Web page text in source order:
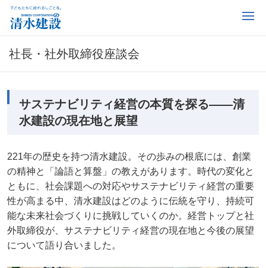
社長・社外取締役座談会
サステナビリティ経営の本質を探る――清
水建設の現在地と展望
221年の歴史を持つ清水建設。その歩みの根底には、創業
の精神と「論語と算盤」の教えがあります。時代の変化と
ともに、社会課題への対応やサステナビリティ経営の重要
性が高まる中、清水建設はどのように伝統を守り、持続可
能な未来社会づくりに挑戦していくのか。経営トップと社
外取締役が、サステナビリティ経営の現在地と今後の展望
について語り合いました。